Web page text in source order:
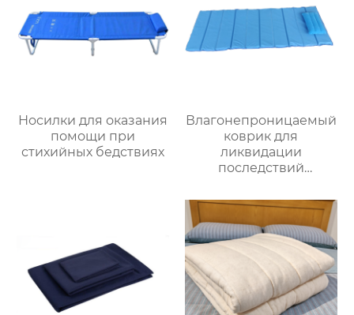
Носилки для оказания
помощи при
стихийных бедствиях
Влагонепроницаемый
коврик для
ликвидации
последствий